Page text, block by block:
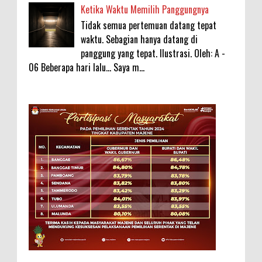
Ketika Waktu Memilih Panggungnya
Tidak semua pertemuan datang tepat
waktu. Sebagian hanya datang di
panggung yang tepat. Ilustrasi. Oleh: A -
06 Beberapa hari lalu... Saya m...